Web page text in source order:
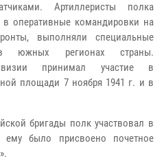
Артиллеристы полка
оперативные командировки на
выполняли специальные
в южных регионах страны.
принимал участие в
площади 7 ноября 1941 г. и в
бригады полк участвовал в
было присвоено почетное